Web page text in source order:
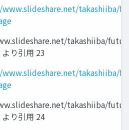
takashiiba/
takashiiba/
り引用 23
takashiiba/
takashiiba/
り引用 24